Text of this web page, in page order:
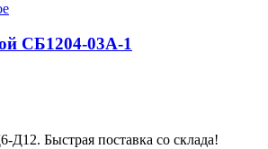
СБ1204-03А-1
Быстрая поставка со склада!